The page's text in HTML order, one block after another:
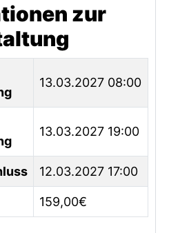
zur
13.03.2027 08:00
13.03.2027 19:00
12.03.2027 17:00
159,00€